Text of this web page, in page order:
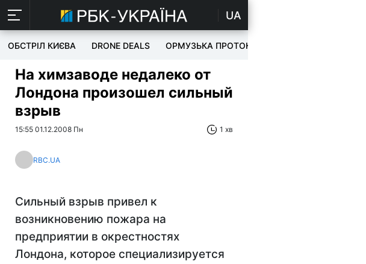
UA
ОБСТРІЛ КИЄВА DRONE DEALS ОРМУЗЬКА ПРОТОКА
На химзаводе недалеко от
Лондона произошел сильный
взрыв
15:55 01.12.2008 Пн 1 хв
RBC.UA
Сильный взрыв привел к
возникновению пожара на
предприятии в окрестностях
Лондона, которое специализируется